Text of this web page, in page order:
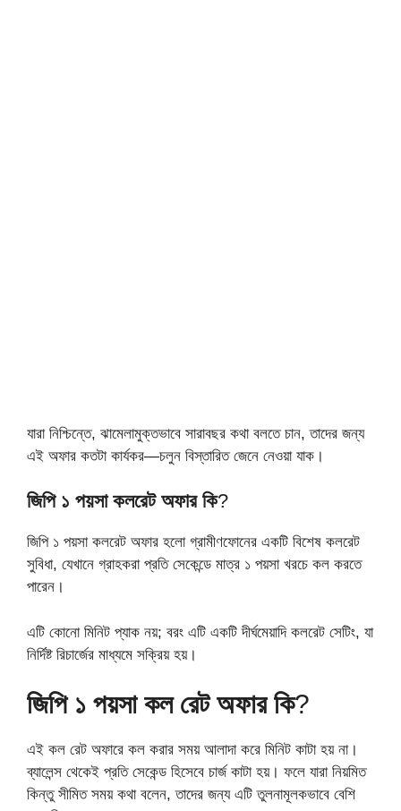
যারা নিশ্চিন্তে, ঝামেলামুক্তভাবে সারাবছর কথা বলতে চান, তাদের জন্য
এই অফার কতটা কার্যকর—চলুন বিস্তারিত জেনে নেওয়া যাক।
জিপি ১ পয়সা কলরেট অফার কি?
জিপি ১ পয়সা কলরেট অফার হলো গ্রামীণফোনের একটি বিশেষ কলরেট
সুবিধা, যেখানে গ্রাহকরা প্রতি সেকেন্ডে মাত্র ১ পয়সা খরচে কল করতে
পারেন।
এটি কোনো মিনিট প্যাক নয়; বরং এটি একটি দীর্ঘমেয়াদি কলরেট সেটিং, যা
নির্দিষ্ট রিচার্জের মাধ্যমে সক্রিয় হয়।
জিপি ১ পয়সা কল রেট অফার কি?
এই কল রেট অফারে কল করার সময় আলাদা করে মিনিট কাটা হয় না।
ব্যালেন্স থেকেই প্রতি সেকেন্ড হিসেবে চার্জ কাটা হয়। ফলে যারা নিয়মিত
কিন্তু সীমিত সময় কথা বলেন, তাদের জন্য এটি তুলনামূলকভাবে বেশি